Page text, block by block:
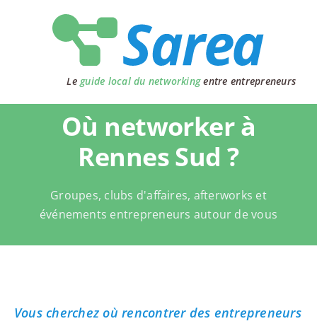
Le guide local du networkingentre entrepreneurs
Où networker à
Rennes Sud ?
Groupes, clubs d'affaires, afterworks et
événements entrepreneurs autour de vous
Vous cherchez où rencontrer des entrepreneurs